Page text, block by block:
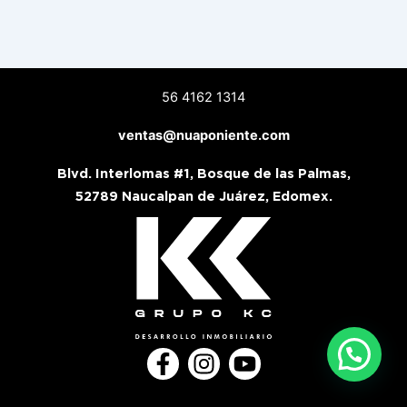
56 4162 1314
ventas@nuaponiente.com
Blvd. Interlomas #1, Bosque de las Palmas,
52789 Naucalpan de Juárez, Edomex.